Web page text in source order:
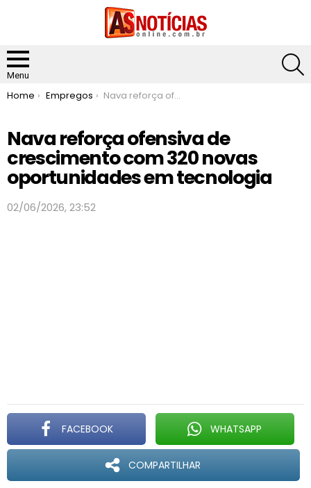
Menu
You are here:
Home Empregos Nava reforça ofensiva de crescimento com 320 novas oportunidades em tecnologia
Nava reforça ofensiva de
crescimento com 320 novas
oportunidades em tecnologia
02/06/2026, 23:52
FACEBOOK WHATSAPP
COMPARTILHAR